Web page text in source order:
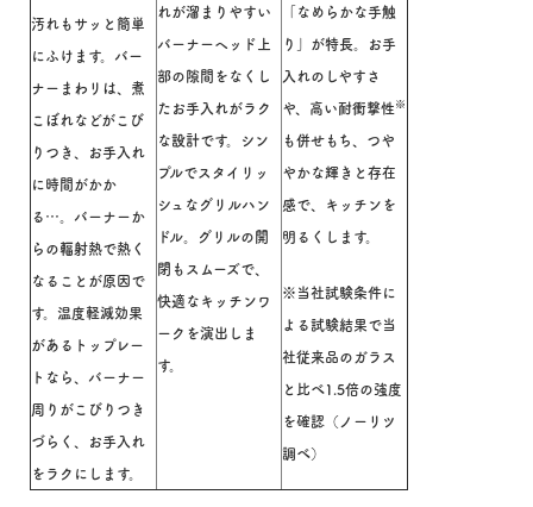
汚れもサッと簡単
にふけます。 バー
ナーまわリは、煮
こぼれなどがこび
りつき、お手入れ
に時間がかか
る…。バーナーか
らの輻射熱で熱く
なることが原因で
す。温度軽減効果
があるトップレー
トなら、バーナー
周りがこびりつき
づらく、お手入れ
をラクにします。
れが溜まりやすい
バーナーヘッド上
部の隙間をなくし
たお手入れがラク
な設計です。シン
プルでスタイリッ
シュなグリルハン
ドル。グリルの開
閉もスムーズで、
快適なキッチンワ
ークを演出しま
す。
「なめらかな手触
り」が特長。お手
入れのしやすさ
や、高い耐衝撃性 ※
も併せもち、つや
やかな輝きと存在
感で、キッチンを
明るくします。
※当社試験条件に
よる試験結果で当
社従来品のガラス
と比べ1.5倍の強度
を確認（ノーリツ
調べ）